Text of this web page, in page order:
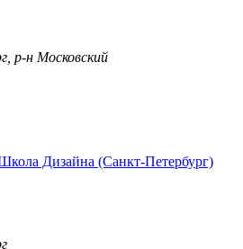
р-н Московский
Дизайна (Санкт-Петербург)